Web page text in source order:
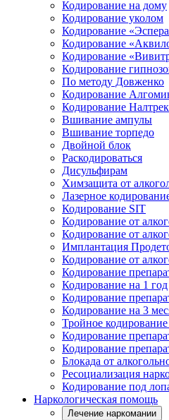
Кодирование на дому
Кодирование уколом
Кодирование
Кодирование
Кодирование
Кодирование
По методу Довженко
Кодирование
Кодирование
Вшивание ампулы
Вшивание торпедо
Двойной блок
Раскодироваться
Дисульфирам
Химзащита от
Лазерное
Кодирование SIT
Кодирование от
Кодирование от
Имплантация
Кодирование от
Кодирование
Кодирование на 1 год
Кодирование
Кодирование на 3
Тройное кодирование
Кодирование
Кодирование
Блокада от
Ресоциализация
Кодирование под
Наркологическая помощь
Лечение наркомании